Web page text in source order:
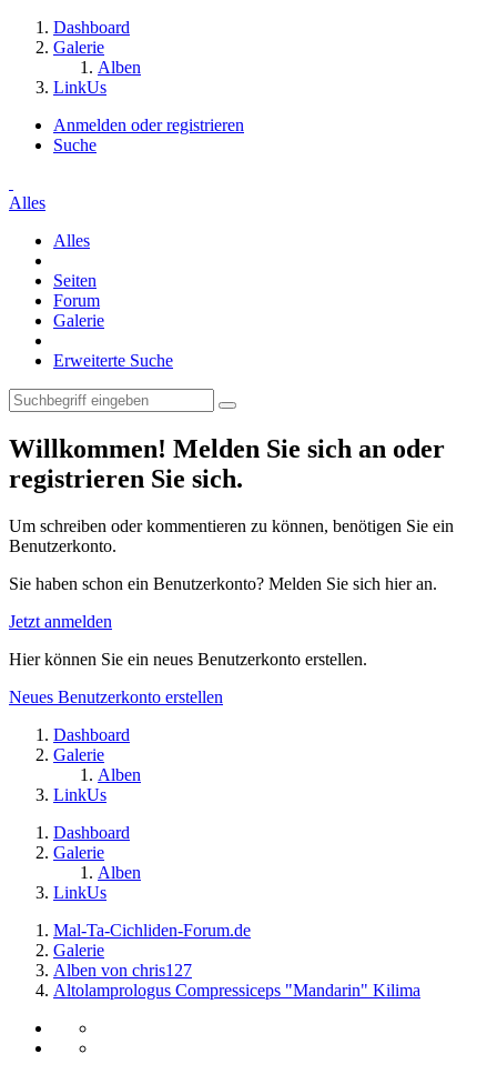
Dashboard
Galerie
Alben
LinkUs
Anmelden oder registrieren
Suche
Alles
Alles
Seiten
Forum
Galerie
Erweiterte Suche
Willkommen! Melden Sie sich an oder
registrieren Sie sich.
Um schreiben oder kommentieren zu können, benötigen Sie ein
Benutzerkonto.
Sie haben schon ein Benutzerkonto? Melden Sie sich hier an.
Jetzt anmelden
Hier können Sie ein neues Benutzerkonto erstellen.
Neues Benutzerkonto erstellen
Dashboard
Galerie
Alben
LinkUs
Dashboard
Galerie
Alben
LinkUs
Mal-Ta-Cichliden-Forum.de
Galerie
Alben von chris127
Altolamprologus Compressiceps "Mandarin" Kilima